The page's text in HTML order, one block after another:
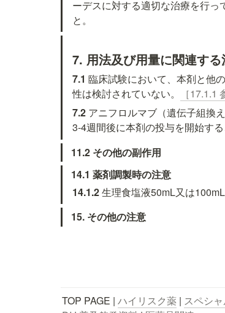
ーデスに対する適切な治療を行
と。
7. 用法及び用量に関連する
7.1 臨床試験において、本剤と他
性は検討されていない。
［17.1.1
7.2 アニフロルマブ（遺伝子組換
3-4週間後に本剤の投与を開始する
11.2 その他の副作用
14.1 薬剤調製時の注意
14.1.2 生理食塩液50mL又は
15. その他の注意
TOP PAGE | ハイリスク薬 | スペシ